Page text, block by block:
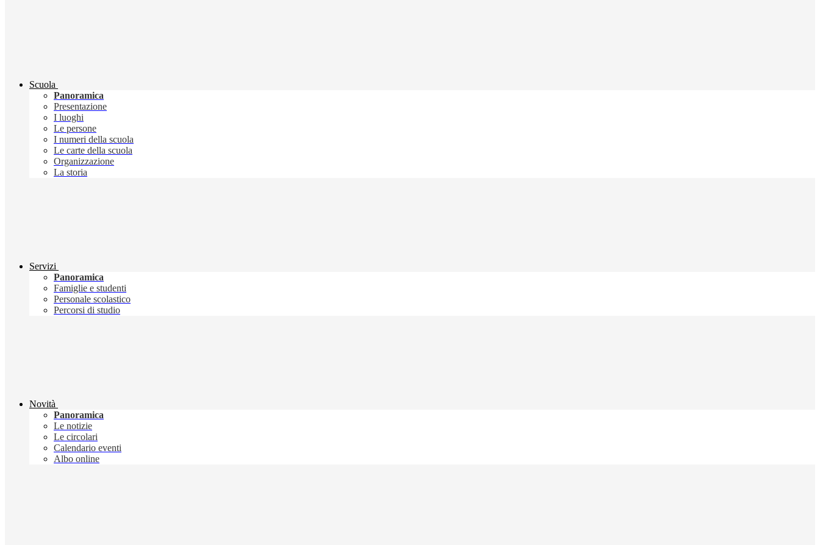
Scuola
Panoramica
Presentazione
I luoghi
Le persone
I numeri della scuola
Le carte della scuola
Organizzazione
La storia
Servizi
Panoramica
Famiglie e studenti
Personale scolastico
Percorsi di studio
Novità
Panoramica
Le notizie
Le circolari
Calendario eventi
Albo online